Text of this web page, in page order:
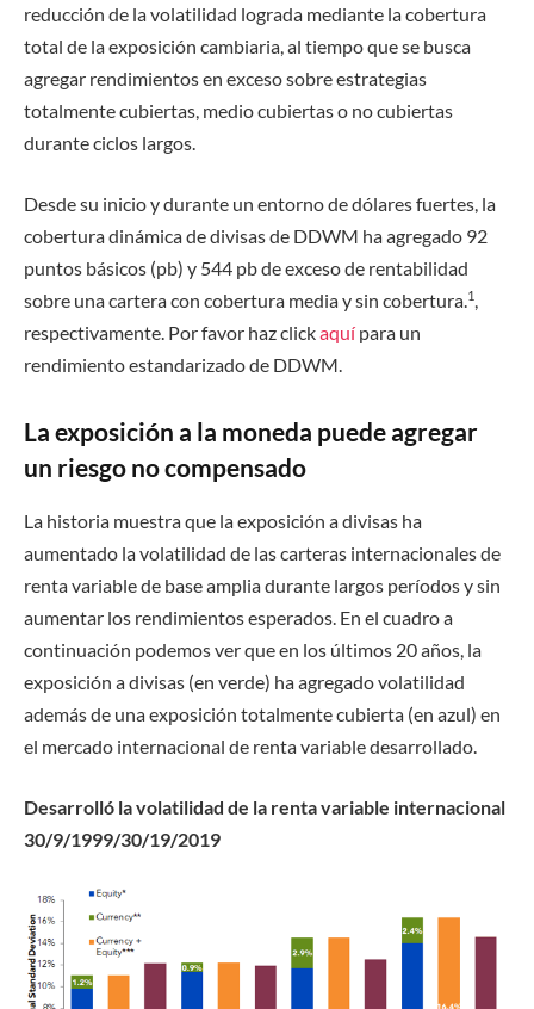
reducción de la volatilidad lograda mediante la cobertura
total de la exposición cambiaria, al tiempo que se busca
agregar rendimientos en exceso sobre estrategias
totalmente cubiertas, medio cubiertas o no cubiertas
durante ciclos largos.
Desde su inicio y durante un entorno de dólares fuertes, la
cobertura dinámica de divisas de DDWM ha agregado 92
puntos básicos (pb) y 544 pb de exceso de rentabilidad
sobre una cartera con cobertura media y sin cobertura.1,
respectivamente. Por favor haz clickaquí para un
rendimiento estandarizado de DDWM.
La exposición a la moneda puede agregar
un riesgo no compensado
La historia muestra que la exposición a divisas ha
aumentado la volatilidad de las carteras internacionales de
renta variable de base amplia durante largos períodos y sin
aumentar los rendimientos esperados. En el cuadro a
continuación podemos ver que en los últimos 20 años, la
exposición a divisas (en verde) ha agregado volatilidad
además de una exposición totalmente cubierta (en azul) en
el mercado internacional de renta variable desarrollado.
Desarrolló la volatilidad de la renta variable internacional
30/9/1999/30/19/2019